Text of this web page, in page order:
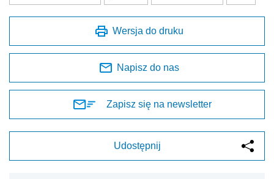
Wersja do druku
Napisz do nas
Zapisz się na newsletter
Udostępnij